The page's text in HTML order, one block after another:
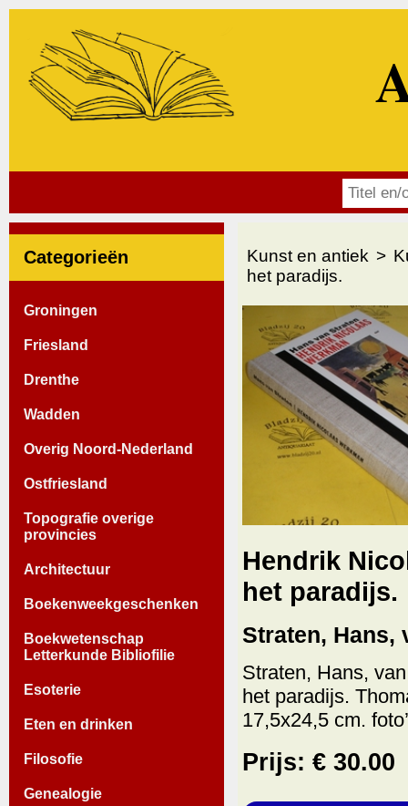
Categorieën
Groningen
Friesland
Drenthe
Wadden
Overig Noord-Nederland
Ostfriesland
Topografie overige
provincies
Architectuur
Boekenweekgeschenken
Boekwetenschap
Letterkunde Bibliofilie
Esoterie
Eten en drinken
Filosofie
Genealogie
Kunst en antiek
het paradijs.
Hendrik
het paradijs.
Straten, Hans,
Straten, Hans,
het paradijs.
17,5x24,5 cm.
Prijs: € 30.00